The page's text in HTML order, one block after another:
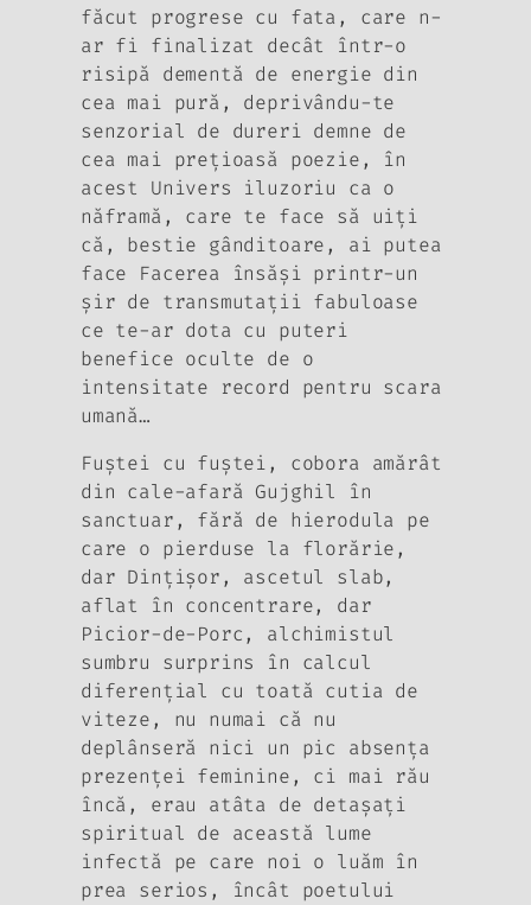
făcut progrese cu fata, care n-
ar fi finalizat decât într-o
risipă dementă de energie din
cea mai pură, deprivându-te
senzorial de dureri demne de
cea mai preţioasă poezie, în
acest Univers iluzoriu ca o
năframă, care te face să uiţi
că, bestie gânditoare, ai putea
face Facerea însăşi printr-un
şir de transmutaţii fabuloase
ce te-ar dota cu puteri
benefice oculte de o
intensitate record pentru scara
umană…
Fuştei cu fuştei, cobora amărât
din cale-afară Gujghil în
sanctuar, fără de hierodula pe
care o pierduse la florărie,
dar Dinţişor, ascetul slab,
aflat în con­centrare, dar
Picior-de-Porc, alchimistul
sumbru surprins în calcul
diferenţial cu toată cutia de
viteze, nu numai că nu
deplânseră nici un pic absenţa
prezenţei feminine, ci mai rău
încă, erau atâta de detaşaţi
spiritual de această lume
infectă pe care noi o luăm în
prea serios, încât poetului